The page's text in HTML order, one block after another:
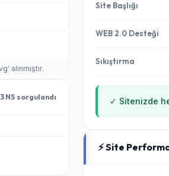
alınmıştır.
3 NS sorgulandı
Site Başlığı
WEB 2.0 Desteği
Sıkıştırma
✓ Sitenizde
⚡ Site